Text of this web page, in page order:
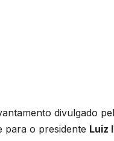
divulgado
para o presidente Luiz